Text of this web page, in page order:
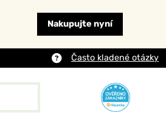
Nakupujte nyní
Často kladené otázky